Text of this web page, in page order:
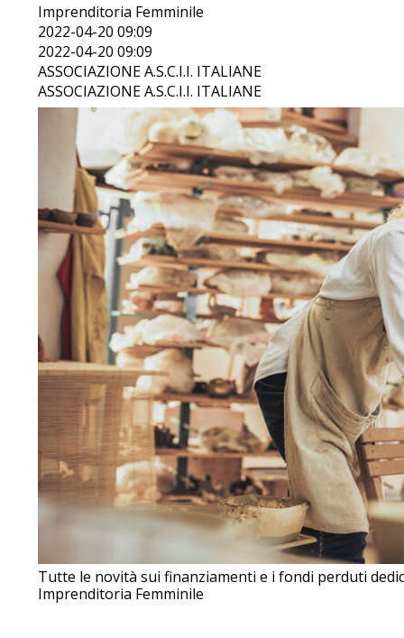
Imprenditoria Femminile
2022-04-20 09:09
2022-04-20 09:09
ASSOCIAZIONE A.S.C.I.I. ITALIANE
ASSOCIAZIONE A.S.C.I.I. ITALIANE
Tutte le novità sui finanziamenti e i fondi perduti
Imprenditoria Femminile